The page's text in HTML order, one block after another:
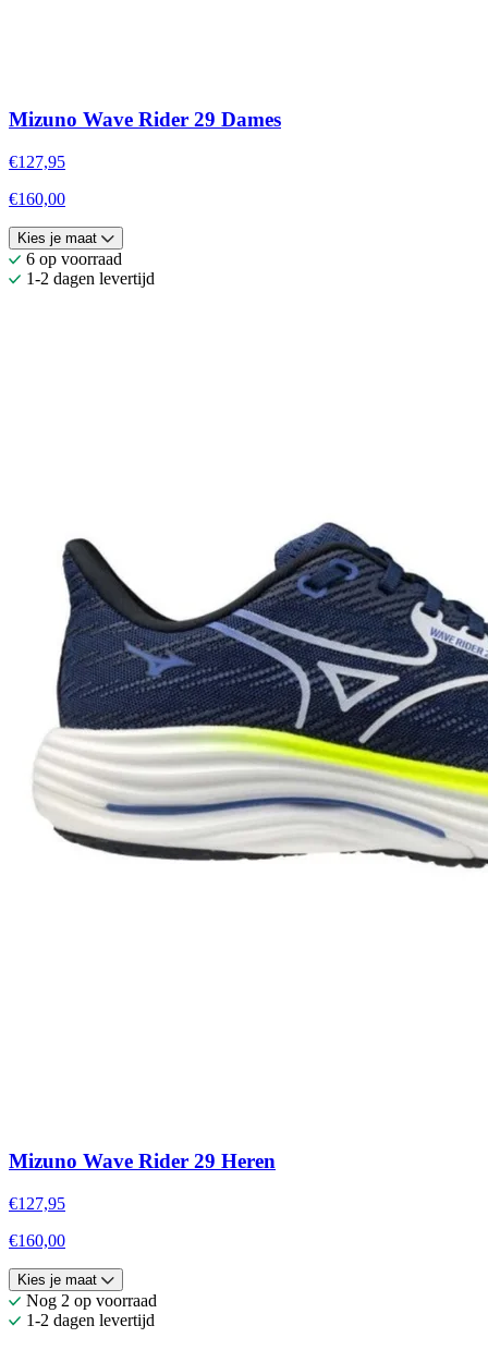
Mizuno Wave Rider 29 Dames
€127,95
€160,00
Kies je maat
6 op voorraad
1-2 dagen levertijd
Mizuno Wave Rider 29 Heren
€127,95
€160,00
Kies je maat
Nog 2 op voorraad
1-2 dagen levertijd